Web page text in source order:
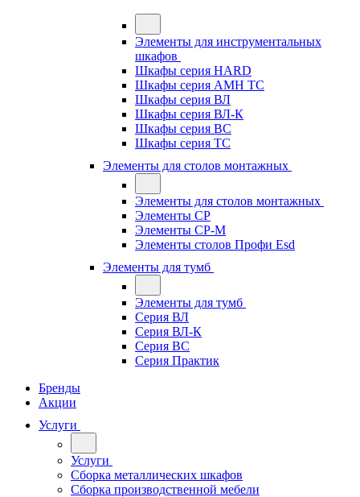
Элементы для инструментальных
шкафов
Шкафы серия HARD
Шкафы серия АМН ТС
Шкафы серия ВЛ
Шкафы серия ВЛ-К
Шкафы серия ВС
Шкафы серия ТС
Элементы для столов монтажных
Элементы для столов монтажных
Элементы СР
Элементы СР-М
Элементы столов Профи Esd
Элементы для тумб
Элементы для тумб
Серия ВЛ
Серия ВЛ-К
Серия ВС
Серия Практик
Бренды
Акции
Услуги
Услуги
Сборка металлических шкафов
Сборка производственной мебели